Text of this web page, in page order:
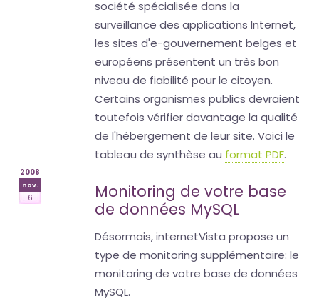
société spécialisée dans la
surveillance des applications Internet,
les sites d'e-gouvernement belges et
européens présentent un très bon
niveau de fiabilité pour le citoyen.
Certains organismes publics devraient
toutefois vérifier davantage la qualité
de l'hébergement de leur site. Voici le
tableau de synthèse au format PDF.
2008
nov.
6
Monitoring de votre base
de données MySQL
Désormais, internetVista propose un
type de monitoring supplémentaire: le
monitoring de votre base de données
MySQL.